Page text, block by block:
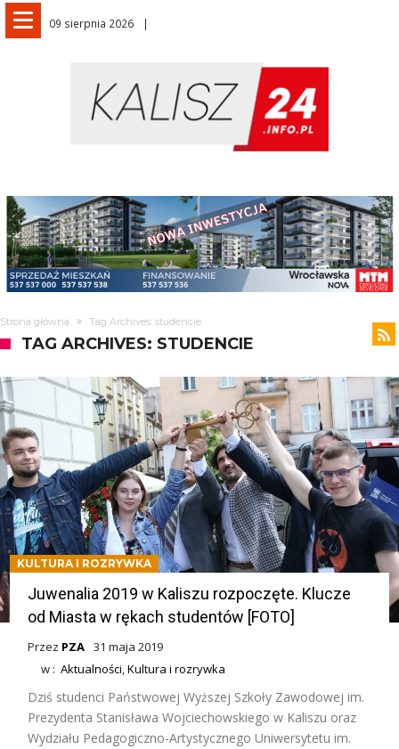
09 sierpnia 2026
Strona główna Tag Archives: studencie
TAG ARCHIVES: STUDENCIE
KULTURA I ROZRYWKA
Juwenalia 2019 w Kaliszu rozpoczęte. Klucze
od Miasta w rękach studentów [FOTO]
Przez PZA 31 maja 2019
w :Aktualności,Kultura i rozrywka
Dziś studenci Państwowej Wyższej Szkoły Zawodowej im.
Prezydenta Stanisława Wojciechowskiego w Kaliszu oraz
Wydziału Pedagogiczno-Artystycznego Uniwersytetu im.